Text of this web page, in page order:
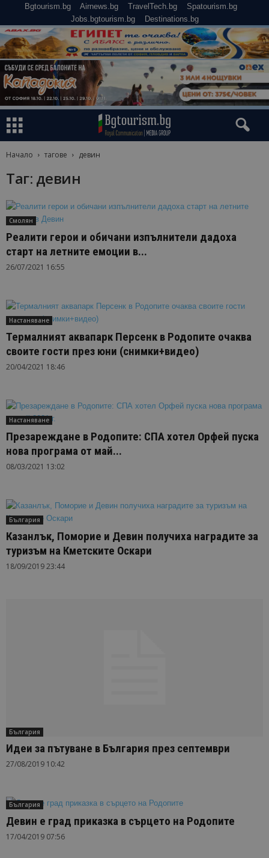
Bgtourism.bg Airnews.bg TravelTech.bg
Spatourism.bg
Jobs.bgtourism.bg
Destinations.bg
Начало тагове девин
Таг: девин
Смолян
Реалити герои и обичани изпълнители дадоха
старт на летните емоции в...
26/07/2021 16:55
Настаняване
Термалният aквапарк Персенк в Родопите очаква
своите гости през юни (снимки+видео)
20/04/2021 18:46
Настаняване
Презареждане в Родопите: СПА хотел Орфей пуска
нова програма от май...
08/03/2021 13:02
България
Казанлък, Поморие и Девин получиха наградите за
туризъм на Кметските Оскари
18/09/2019 23:44
България
Идеи за пътуване в България през септември
27/08/2019 10:42
България
Девин е град приказка в сърцето на Родопите
17/04/2019 07:56